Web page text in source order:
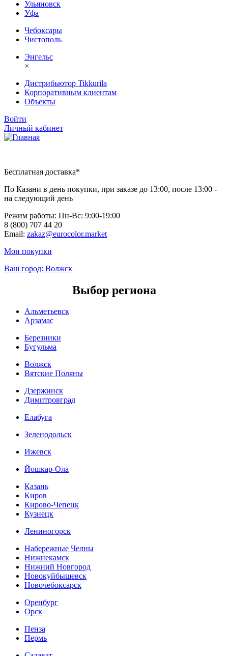
Ульяновск
Уфа
Чебоксары
Чистополь
Энгельс
×
Дистрибьютор Tikkurila
Корпоративным клиентам
Объекты
Войти
Личный кабинет
Бесплатная доставка*
По Казани в день покупки, при заказе до 13:00, после 13:00 -
на следующий день
Режим работы: Пн-Вc: 9:00-19:00
8 (800) 707 44 20
Email: zakaz@eurocolor.market
Мои покупки
Ваш город: Волжск
Выбор региона
Альметьевск
Арзамас
Березники
Бугульма
Волжск
Вятские Поляны
Дзержинск
Димитровград
Елабуга
Зеленодольск
Ижевск
Йошкар-Ола
Казань
Киров
Кирово-Чепецк
Кузнецк
Лениногорск
Набережные Челны
Нижнекамск
Нижний Новгород
Новокуйбышевск
Новочебоксарск
Оренбург
Орск
Пенза
Пермь